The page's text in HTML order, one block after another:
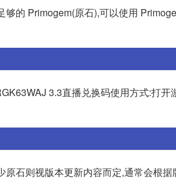
的 Primogem(原石),可以使用
3.3直播兑换码使用方式:打开
原石则视版本更新内容而定,通常会根据